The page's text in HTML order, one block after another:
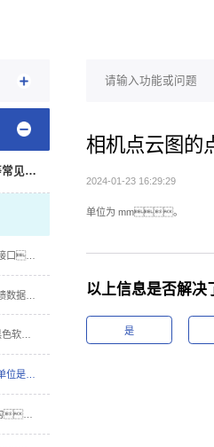
1. SDK 版本和运行环境等常见问题
2.1. SDK无自适应滤波参数接口？
2.2. 飞怕过程中存在数据反馈数据慢,达不到介绍帧率?
2.3. 怎么通过 SDK 获取和黑色软件一样的彩色深度图？
2.4. 相机点云图的点云间距单位是什么？
2.5. Surface 是什么样的结构？
相机点云图
2024-01-23 16:29:29
单位为 mm。
以上信息是否解
是